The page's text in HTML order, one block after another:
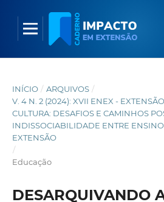
INÍCIO / ARQUIVOS /
V. 4 N. 2 (2024): XVII ENEX -
CULTURA: DESAFIOS E CAMINHOS
INDISSOCIABILIDADE ENTRE
EXTENSÃO
/
Educação
DESARQUIVANDO